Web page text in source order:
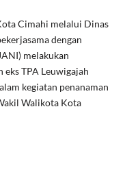
Cimahi melalui Dinas
dengan
melakukan
TPA Leuwigajah
kegiatan penanaman
Walikota Kota